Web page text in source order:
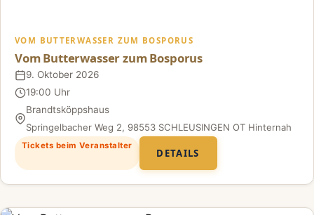
VOM BUTTERWASSER ZUM BOSPORUS
Vom Butterwasser zum Bosporus
Datum
9. Oktober 2026
Uhrzeit
19:00 Uhr
Ort
Brandtsköppshaus
Springelbacher Weg 2, 98553 SCHLEUSINGEN OT Hinternah
Tickets beim Veranstalter
DETAILS